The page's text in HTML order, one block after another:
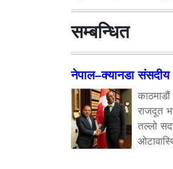
सम्बन्धित
नेपाल–क्यानडा
राजदूत
तल्लो